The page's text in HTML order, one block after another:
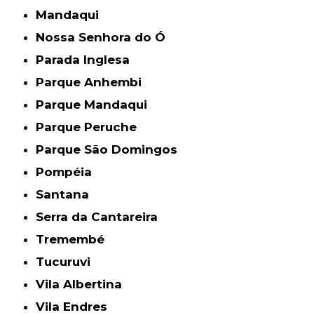
Mandaqui
Nossa Senhora do Ó
Parada Inglesa
Parque Anhembi
Parque Mandaqui
Parque Peruche
Parque São Domingos
Pompéia
Santana
Serra da Cantareira
Tremembé
Tucuruvi
Vila Albertina
Vila Endres